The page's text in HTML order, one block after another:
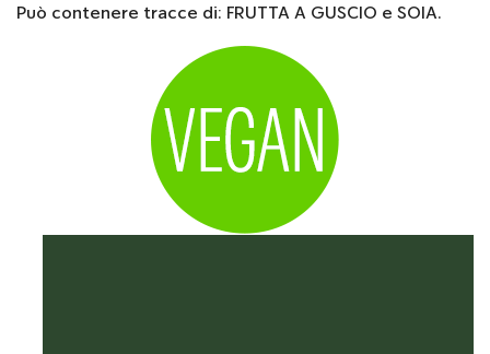
Può contenere tracce di: FRUTTA A GUSCIO e SOIA.